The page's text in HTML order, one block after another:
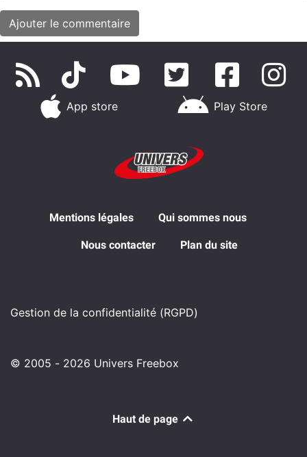
App store Play Store
Mentions légales Qui sommes nous
Nous contacter Plan du site
Gestion de la confidentialité (RGPD)
© 2005 - 2026 Univers Freebox
Haut de page